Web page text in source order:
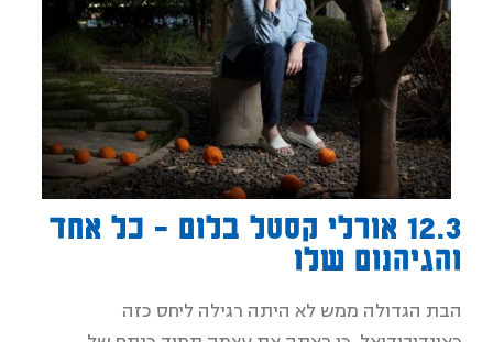
12.3 אורלי קסטל בלום - כל אחד
והגיהנום שלו
הבת הגדולה ממש לא היתה רגילה ליחס כזה